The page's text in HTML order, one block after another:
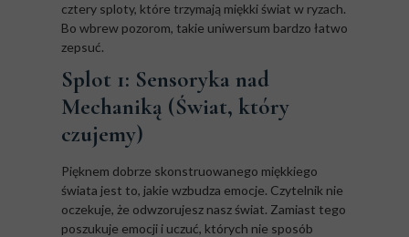
cztery sploty, które trzymają miękki świat w ryzach.
Bo wbrew pozorom, takie uniwersum bardzo łatwo
zepsuć.
Splot 1: Sensoryka nad
Mechaniką (Świat, który
czujemy)
Pięknem dobrze skonstruowanego miękkiego
świata jest to, jakie wzbudza emocje. Czytelnik nie
oczekuje, że odwzorujesz nasz świat. Zamiast tego
poszukuje emocji i uczuć, których nie sposób